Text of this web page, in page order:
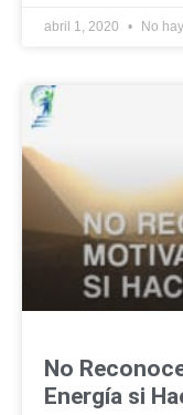
abril 1, 2020 No
No
Energía si